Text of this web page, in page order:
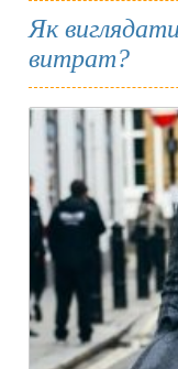
Як
витрат?